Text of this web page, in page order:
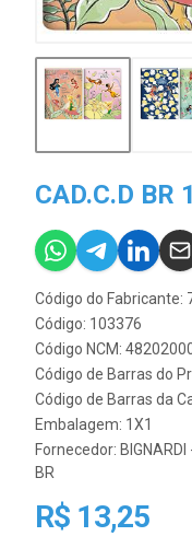
CAD.C.D BR
Código do Fabricante:
Código: 103376
Código NCM:
Código de Barras do
Código de Barras da
Embalagem: 1X1
Fornecedor: BIGNARDI
BR
R$ 13,25